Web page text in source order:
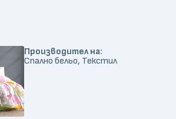
Производител на:
Спално бельо, Текстил